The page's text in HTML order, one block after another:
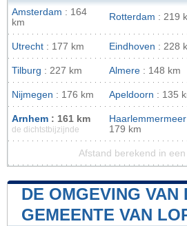
Amsterdam : 164
km
Rotterdam : 219
Utrecht : 177 km Eindhoven : 228
Tilburg : 227 km Almere : 148 km
Nijmegen : 176 km Apeldoorn : 135
Arnhem : 161 km
de dichtstbijzijnde
Haarlemmermeer
179 km
Afstand berekend in
DE OMGEVING VAN
GEMEENTE VAN